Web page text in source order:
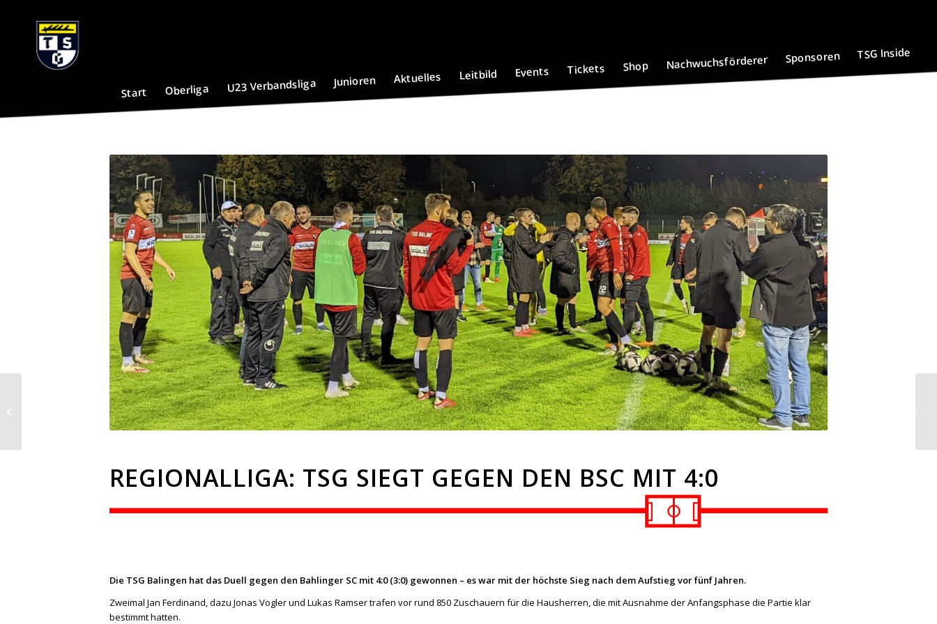
Start Oberliga U23 Verbandsliga Junioren Aktuelles Leitbild Events Tickets Shop Nachwuchsförderer Sponsoren TSG Inside
REGIONALLIGA: TSG SIEGT GEGEN DEN BSC MIT 4:0
Die TSG Balingen hat das Duell gegen den Bahlinger SC mit 4:0 (3:0) gewonnen – es war mit der höchste Sieg nach dem Aufstieg vor fünf Jahren.
Zweimal Jan Ferdinand, dazu Jonas Vogler und Lukas Ramser trafen vor rund 850 Zuschauern für die Hausherren, die mit Ausnahme der Anfangsphase die Partie klar
bestimmt hatten.
Manfred Bender, der